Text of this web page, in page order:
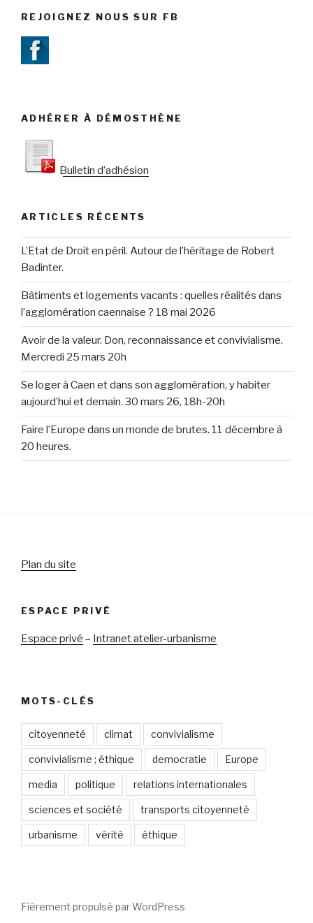
REJOIGNEZ NOUS SUR FB
ADHÉRER À DÉMOSTHÈNE
Bulletin d’adhésion
ARTICLES RÉCENTS
L’Etat de Droit en péril. Autour de l’héritage de Robert
Badinter.
Bâtiments et logements vacants : quelles réalités dans
l’agglomération caennaise ? 18 mai 2026
Avoir de la valeur. Don, reconnaissance et convivialisme.
Mercredi 25 mars 20h
Se loger à Caen et dans son agglomération, y habiter
aujourd’hui et demain. 30 mars 26, 18h-20h
Faire l’Europe dans un monde de brutes. 11 décembre à
20 heures.
Plan du site
ESPACE PRIVÉ
Espace privé – Intranet atelier-urbanisme
MOTS-CLÉS
citoyenneté climat convivialisme
convivialisme ; éthique democratie Europe
media politique relations internationales
sciences et société transports citoyenneté
urbanisme vérité éthique
Fièrement propulsé par WordPress